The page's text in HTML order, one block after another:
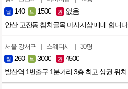
월 140 보 1500 권 없음
안산 고잔동 참치골목 마사지샵 매매 합니다
서울 강서구 | 스웨디시 | 30평
월 260 보 3000 권 4500
발산역 1번출구 1분거리 3층 최고 상권 위치